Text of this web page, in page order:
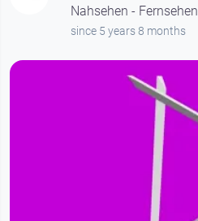
Nahsehen - Fernsehen
since 5 years 8 months